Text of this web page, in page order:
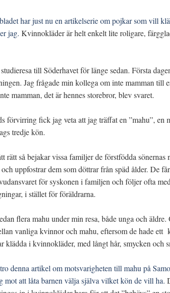
har just nu en artikelserie om pojkar som vill
jag. Kvinnokläder är helt enkelt lite roligare,
till Söderhavet för länge sedan. Första
Jag frågade min kollega om inte mamman till
mamman, det är hennes storebror, blev svaret.
förvirring fick jag veta att jag träffat en ”mahu”, en
tredje kön.
rätt så bejakar vissa familjer de förstfödda
uppfostrar dem som döttrar från späd ålder. De
för syskonen i familjen och följer ofta
i stället för föräldrarna.
flera mahu under min resa, både unga och äldre.
vanliga kvinnor och mahu, eftersom de hade ett
klädda i kvinnokläder, med långt hår, smycken och
denna artikel om motsvarigheten till mahu på
mot att låta barnen välja själva vilket kön de vill ha.